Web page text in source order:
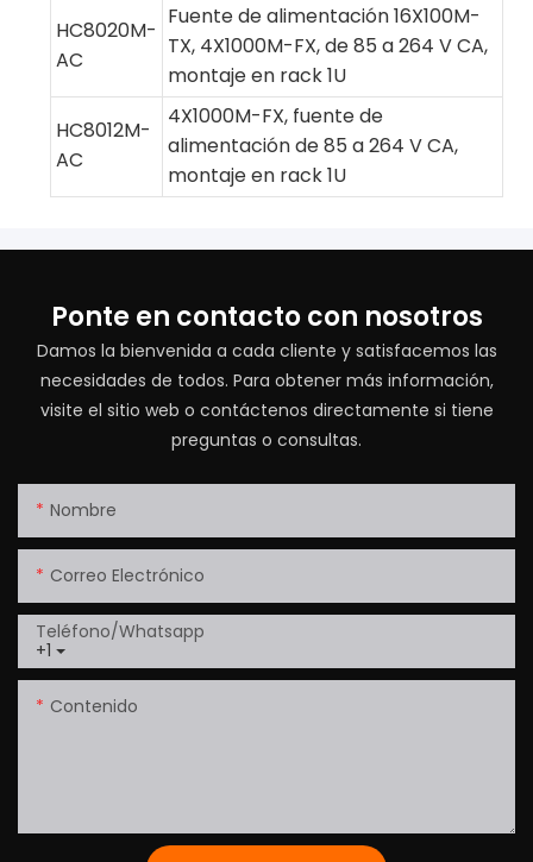
HC8020M-
AC
Fuente de alimentación 16X100M-
TX, 4X1000M-FX, de 85 a 264 V CA,
montaje en rack 1U
HC8012M-
AC
4X1000M-FX, fuente de
alimentación de 85 a 264 V CA,
montaje en rack 1U
Ponte en contacto con nosotros
Damos la bienvenida a cada cliente y satisfacemos las
necesidades de todos. Para obtener más información,
visite el sitio web o contáctenos directamente si tiene
preguntas o consultas.
Nombre
Correo Electrónico
+1
Teléfono/whatsapp
Contenido